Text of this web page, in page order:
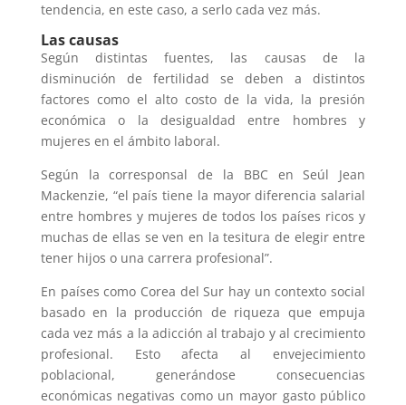
tendencia, en este caso, a serlo cada vez más.
Las causas
Según distintas fuentes, las causas de la
disminución de fertilidad se deben a distintos
factores como el alto costo de la vida, la presión
económica o la desigualdad entre hombres y
mujeres en el ámbito laboral.
Según la corresponsal de la BBC en Seúl Jean
Mackenzie, “el país tiene la mayor diferencia salarial
entre hombres y mujeres de todos los países ricos y
muchas de ellas se ven en la tesitura de elegir entre
tener hijos o una carrera profesional”.
En países como Corea del Sur hay un contexto social
basado en la producción de riqueza que empuja
cada vez más a la adicción al trabajo y al crecimiento
profesional. Esto afecta al envejecimiento
poblacional, generándose consecuencias
económicas negativas como un mayor gasto público